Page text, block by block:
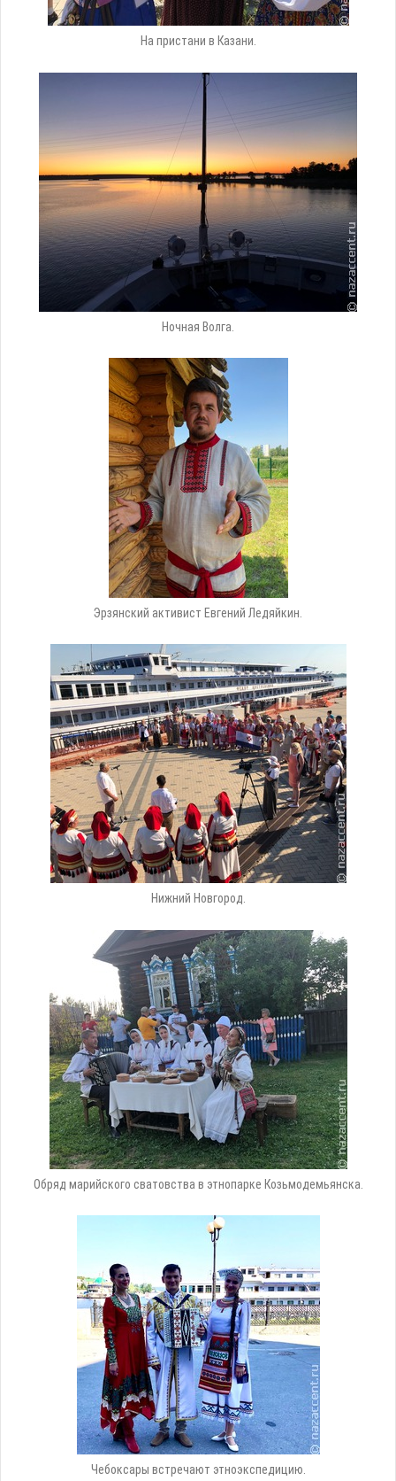
На пристани в Казани.
Ночная Волга.
Эрзянский активист Евгений Ледяйкин.
Нижний Новгород.
Обряд марийского сватовства в этнопарке Козьмодемьянска.
Чебоксары встречают этноэкспедицию.